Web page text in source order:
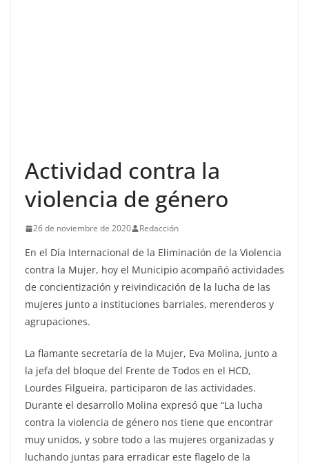
Actividad contra la
violencia de género
26 de noviembre de 2020 Redacción
En el Día Internacional de la Eliminación de la Violencia
contra la Mujer, hoy el Municipio acompañó actividades
de concientización y reivindicación de la lucha de las
mujeres junto a instituciones barriales, merenderos y
agrupaciones.
La flamante secretaría de la Mujer, Eva Molina, junto a
la jefa del bloque del Frente de Todos en el HCD,
Lourdes Filgueira, participaron de las actividades.
Durante el desarrollo Molina expresó que “La lucha
contra la violencia de género nos tiene que encontrar
muy unidos, y sobre todo a las mujeres organizadas y
luchando juntas para erradicar este flagelo de la